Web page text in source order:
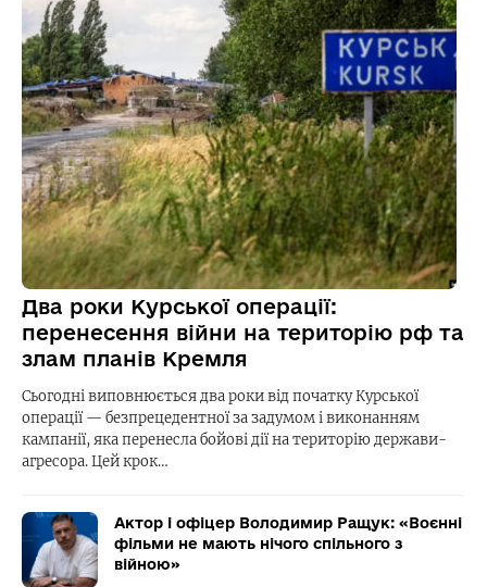
Два роки Курської операції:
перенесення війни на територію рф та
злам планів Кремля
Сьогодні виповнюється два роки від початку Курської
операції — безпрецедентної за задумом і виконанням
кампанії, яка перенесла бойові дії на територію держави-
агресора. Цей крок…
Актор і офіцер Володимир Ращук: «Воєнні
фільми не мають нічого спільного з
війною»